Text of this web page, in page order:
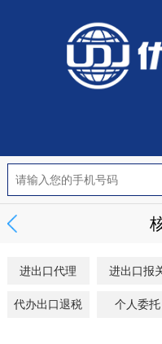
进出口代理 进出口报
代办出口退税 个人委托